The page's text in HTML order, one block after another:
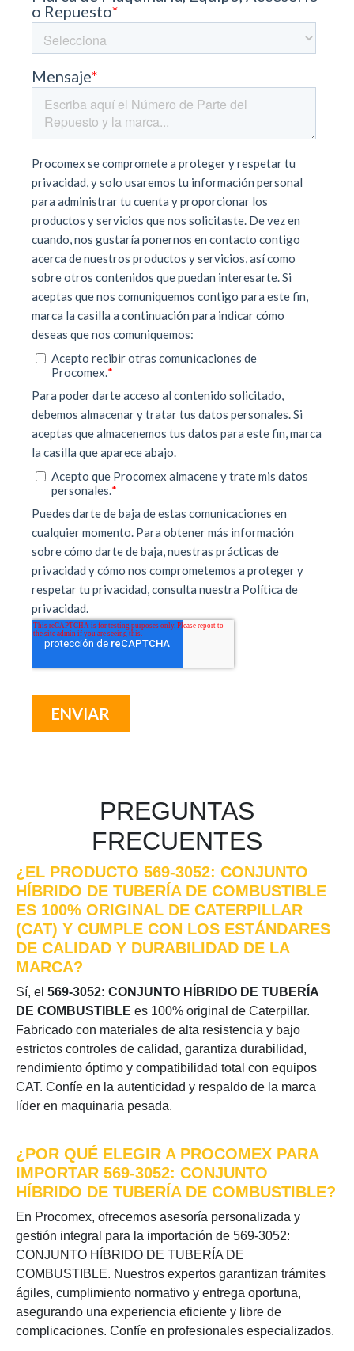
PREGUNTAS
FRECUENTES
¿EL PRODUCTO 569-3052: CONJUNTO
HÍBRIDO DE TUBERÍA DE COMBUSTIBLE
ES 100% ORIGINAL DE CATERPILLAR
(CAT) Y CUMPLE CON LOS ESTÁNDARES
DE CALIDAD Y DURABILIDAD DE LA
MARCA?
Sí, el 569-3052: CONJUNTO HÍBRIDO DE TUBERÍA
DE COMBUSTIBLE es 100% original de Caterpillar.
Fabricado con materiales de alta resistencia y bajo
estrictos controles de calidad, garantiza durabilidad,
rendimiento óptimo y compatibilidad total con equipos
CAT. Confíe en la autenticidad y respaldo de la marca
líder en maquinaria pesada.
¿POR QUÉ ELEGIR A PROCOMEX PARA
IMPORTAR 569-3052: CONJUNTO
HÍBRIDO DE TUBERÍA DE COMBUSTIBLE?
En Procomex, ofrecemos asesoría personalizada y
gestión integral para la importación de 569-3052:
CONJUNTO HÍBRIDO DE TUBERÍA DE
COMBUSTIBLE. Nuestros expertos garantizan trámites
ágiles, cumplimiento normativo y entrega oportuna,
asegurando una experiencia eficiente y libre de
complicaciones. Confíe en profesionales especializados.